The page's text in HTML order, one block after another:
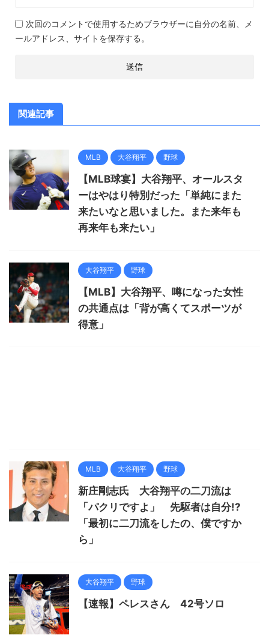
次回のコメントで使用するためブラウザーに自分の名前、メ
ールアドレス、サイトを保存する。
関連記事
MLB 大谷翔平 野球
【MLB球宴】大谷翔平、オールスタ
ーはやはり特別だった「単純にまた
来たいなと思いました。また来年も
再来年も来たい」
大谷翔平 野球
【MLB】大谷翔平、噂になった女性
の共通点は「背が高くてスポーツが
得意」
MLB 大谷翔平 野球
新庄剛志氏 大谷翔平の二刀流は
「パクリですよ」 先駆者は自分!?
「最初に二刀流をしたの、僕ですか
ら」
大谷翔平 野球
【速報】ペレスさん 42号ソロ